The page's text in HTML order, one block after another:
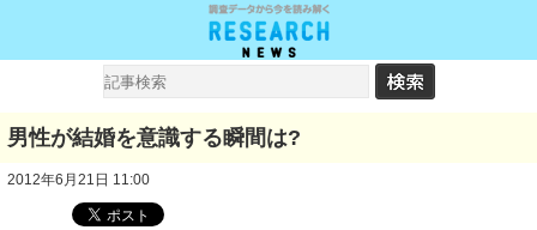
男性が結婚を意識する瞬間は?
2012年6月21日 11:00